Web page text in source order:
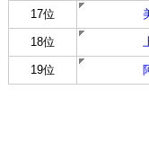
17位
18位
19位